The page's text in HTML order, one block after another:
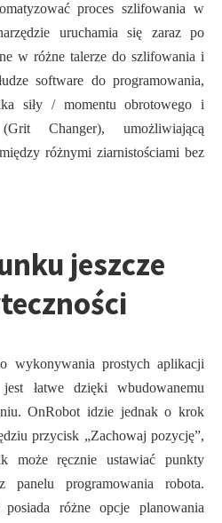
proces szlifowania w
uruchamia się zaraz po
w różne talerze do szlifowania i
software do programowania,
siły / momentu obrotowego i
Changer), umożliwiającą
różnymi ziarnistościami bez
jeszcze
wykonywania prostych aplikacji
łatwe dzięki wbudowanemu
OnRobot idzie jednak o krok
przycisk „Zachowaj pozycję”,
może ręcznie ustawiać punkty
programowania robota.
różne opcje planowania